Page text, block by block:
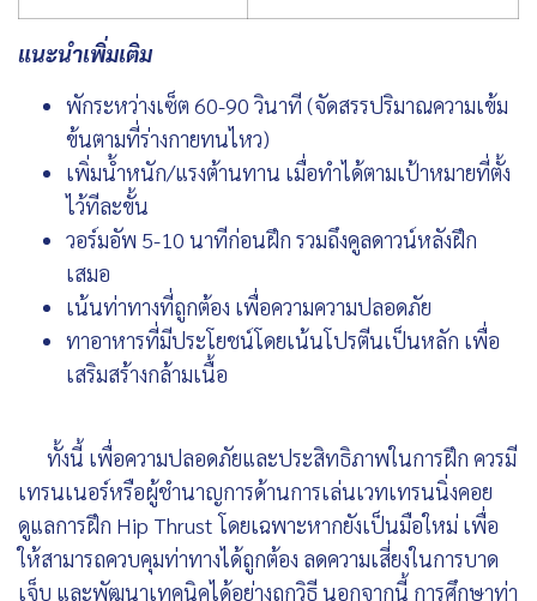
แนะนำเพิ่มเติม
พักระหว่างเซ็ต 60-90 วินาที (จัดสรรปริมาณความเข้ม
ข้นตามที่ร่างกายทนไหว)
เพิ่มน้ำหนัก/แรงต้านทาน เมื่อทำได้ตามเป้าหมายที่ตั้ง
ไว้ทีละขั้น
วอร์มอัพ 5-10 นาทีก่อนฝึก รวมถึงคูลดาวน์หลังฝึก
เสมอ
เน้นท่าทางที่ถูกต้อง เพื่อความความปลอดภัย
ทาอาหารที่มีประโยชน์โดยเน้นโปรตีนเป็นหลัก เพื่อ
เสริมสร้างกล้ามเนื้อ
ทั้งนี้ เพื่อความปลอดภัยและประสิทธิภาพในการฝึก ควรมี
เทรนเนอร์หรือผู้ชำนาญการด้านการเล่นเวทเทรนนิ่งคอย
ดูแลการฝึก Hip Thrust โดยเฉพาะหากยังเป็นมือใหม่ เพื่อ
ให้สามารถควบคุมท่าทางได้ถูกต้อง ลดความเสี่ยงในการบาด
เจ็บ และพัฒนาเทคนิคได้อย่างถูกวิธี นอกจากนี้ การศึกษาท่า